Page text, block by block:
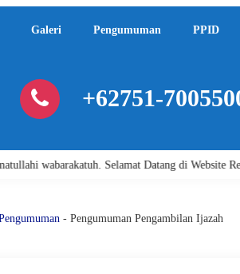
Galeri Pengumuman PPID
+62751-
Selamat Datang di Website Resmi SMA
- Pengumuman Pengambilan Ijazah